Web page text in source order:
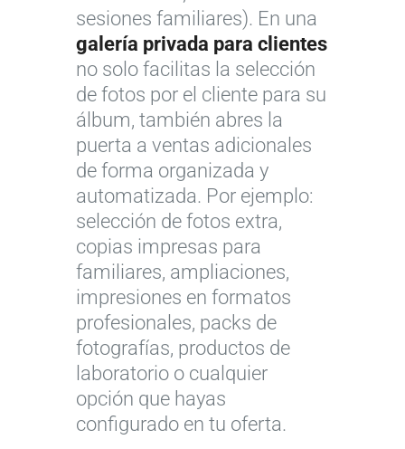
sesiones familiares). En una
galería privada para clientes
no solo facilitas la selección
de fotos por el cliente para su
álbum, también abres la
puerta a ventas adicionales
de forma organizada y
automatizada. Por ejemplo:
selección de fotos extra,
copias impresas para
familiares, ampliaciones,
impresiones en formatos
profesionales, packs de
fotografías, productos de
laboratorio o cualquier
opción que hayas
configurado en tu oferta.